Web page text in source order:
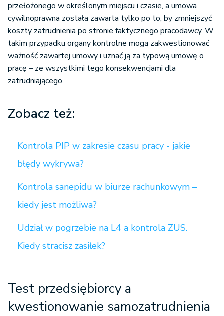
przełożonego w określonym miejscu i czasie, a umowa
cywilnoprawna została zawarta tylko po to, by zmniejszyć
koszty zatrudnienia po stronie faktycznego pracodawcy. W
takim przypadku organy kontrolne mogą zakwestionować
ważność zawartej umowy i uznać ją za typową umowę o
pracę – ze wszystkimi tego konsekwencjami dla
zatrudniającego.
Zobacz też:
Kontrola PIP w zakresie czasu pracy - jakie
błędy wykrywa?
Kontrola sanepidu w biurze rachunkowym –
kiedy jest możliwa?
Udział w pogrzebie na L4 a kontrola ZUS.
Kiedy stracisz zasiłek?
Test przedsiębiorcy a
kwestionowanie samozatrudnienia